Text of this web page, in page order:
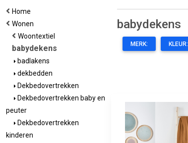
Home
Wonen
Woontextiel
babydekens
badlakens
dekbedden
Dekbedovertrekken
Dekbedovertrekken baby en
peuter
Dekbedovertrekken
kinderen
babydekens
MERK: KLEUR: